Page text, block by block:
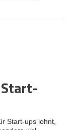
Start-ups lohnt,